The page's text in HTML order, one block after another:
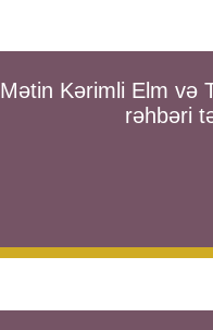
Mətin Kərimli Elm və
rəhbəri